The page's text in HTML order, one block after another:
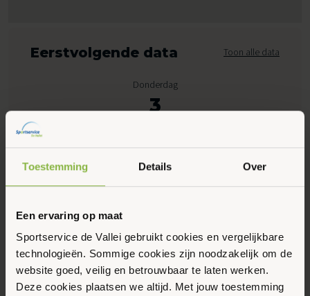
Toestemming Details Over
Een ervaring op maat
Sportservice de Vallei gebruikt cookies en vergelijkbare
technologieën. Sommige cookies zijn noodzakelijk om de
website goed, veilig en betrouwbaar te laten werken.
Deze cookies plaatsen we altijd. Met jouw toestemming
Eerstvolgende data Toon alle data
Donderdag
3
09:15 - 13:00
Peppelensteeg 17, Ede
Maak favoriet
Gerelateerde activiteiten